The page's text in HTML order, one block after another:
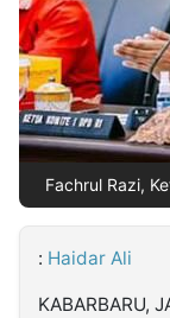
Insight
NTB
Suara
Time
Lens
IDN
Daily
Jogja
Jalan
Rakyat
Idealita
News
Kita
Notice
Dinamikapost.com
Radar
Baru
Seedbacklink
Follow
Kabarbaru
Fachrul Razi,
: Haidar Ali
KABARBARU,